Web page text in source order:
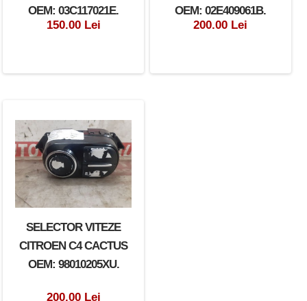
OEM: 03C117021E.
150.00 Lei
OEM: 02E409061B.
200.00 Lei
SELECTOR VITEZE
CITROEN C4 CACTUS
OEM: 98010205XU.
200.00 Lei